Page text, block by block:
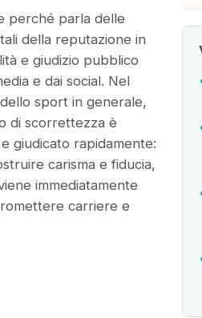
perché parla delle
della reputazione in
e giudizio pubblico
e dai social. Nel
sport in generale,
di scorrettezza è
giudicato rapidamente:
carisma e fiducia,
immediatamente
carriere e